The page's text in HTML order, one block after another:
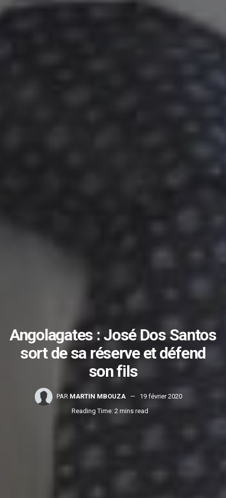
Angolagates : José Dos Santos
sort de sa réserve et défend
son fils
PAR MARTIN MBOUZA
19 février 2020
Reading Time: 2 mins read